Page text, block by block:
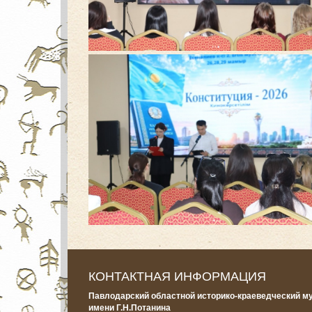
КОНТАКТНАЯ ИНФОРМАЦИЯ
Павлодарский областной историко-краеведческий
имени Г.Н.Потанина